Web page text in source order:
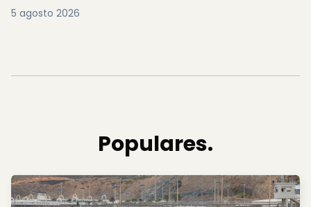
5 agosto 2026
Populares.